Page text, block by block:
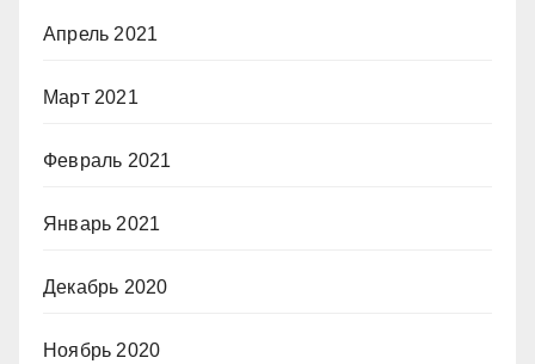
Апрель 2021
Март 2021
Февраль 2021
Январь 2021
Декабрь 2020
Ноябрь 2020